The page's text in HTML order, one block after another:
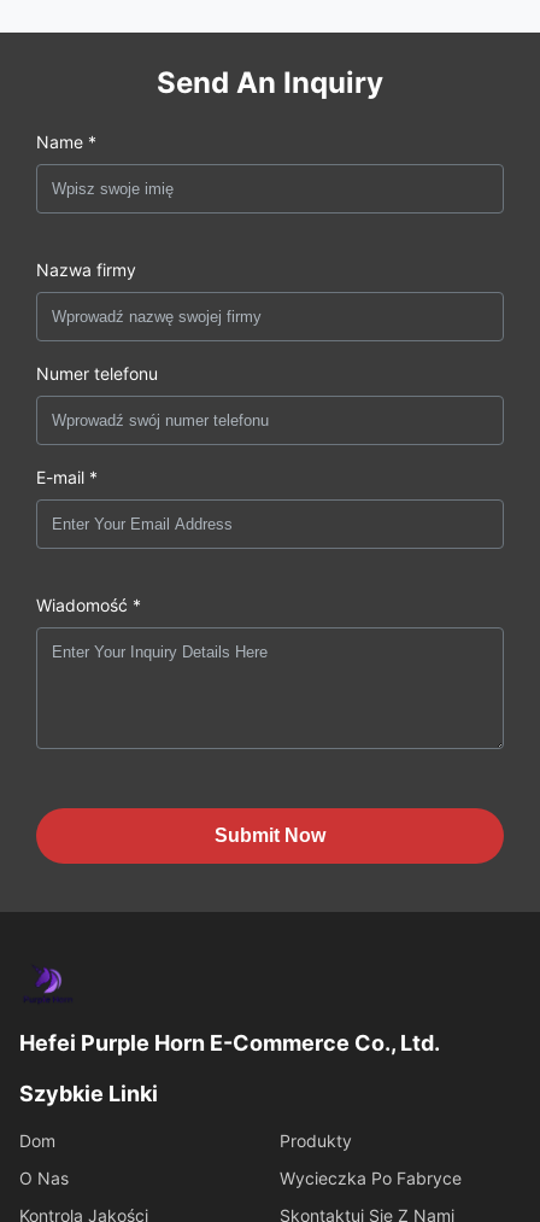
Send An Inquiry
Name *
Nazwa firmy
Numer telefonu
E-mail *
Wiadomość *
Submit Now
Hefei Purple Horn E-Commerce Co., Ltd.
Szybkie Linki
Dom
Produkty
O Nas
Wycieczka Po Fabryce
Kontrola Jakości
Skontaktuj Się Z Nami